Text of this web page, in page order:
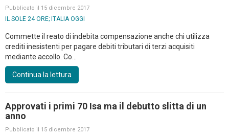
Pubblicato il 15 dicembre 2017
IL SOLE 24 ORE; ITALIA OGGI
Commette il reato di indebita compensazione anche chi utilizza
crediti inesistenti per pagare debiti tributari di terzi acquisiti
mediante accollo. Co...
Continua la lettura
Approvati i primi 70 Isa ma il debutto slitta di un
anno
Pubblicato il 15 dicembre 2017